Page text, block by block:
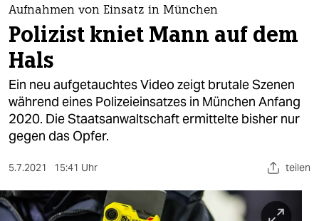
themen
politik
öko
gesellschaft
kultur
sport
berlin
Aufnahmen von Einsatz in München
Polizist kniet Mann auf dem
Hals
Ein neu aufgetauchtes Video zeigt brutale Szenen
während eines Polizeieinsatzes in München Anfang
2020. Die Staatsanwaltschaft ermittelte bisher nur
gegen das Opfer.
5.7.2021 15:41 Uhr teilen